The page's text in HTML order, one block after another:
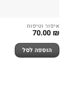
איפור וטיפוח
70.00 ₪
הוספה לסל